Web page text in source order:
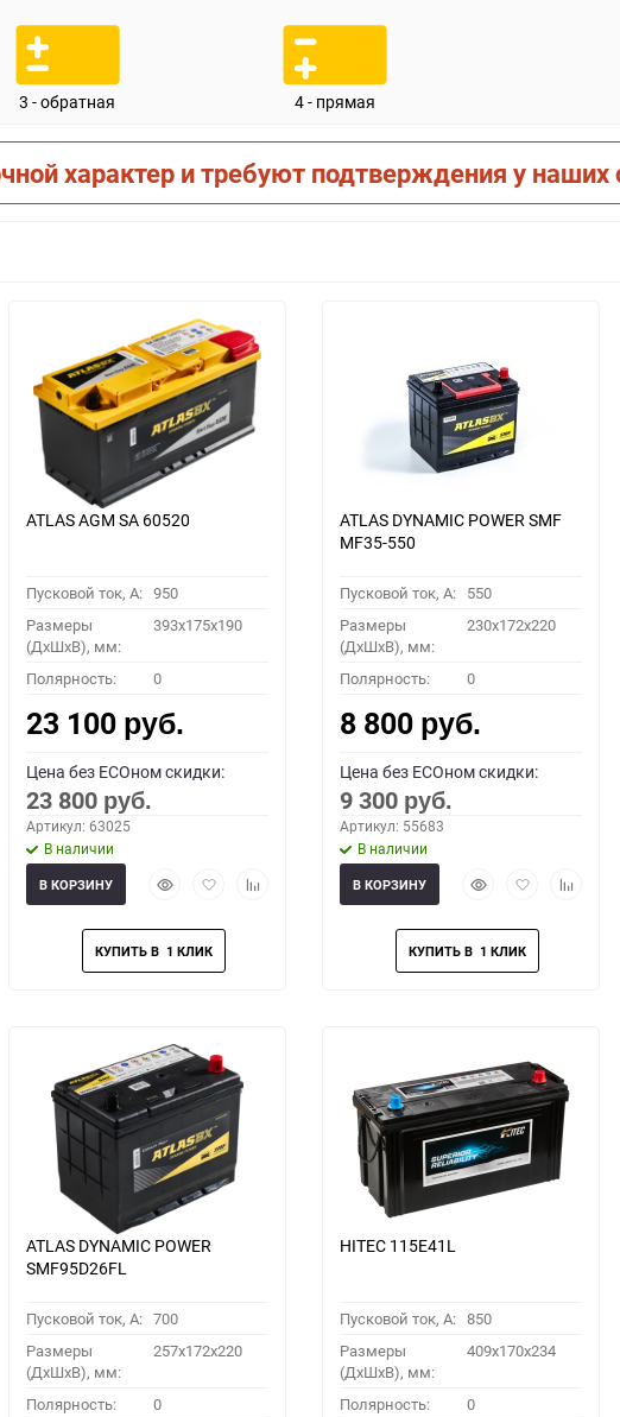
3 - обратная 4 - прямая
характер и требуют подтверждения у наших
ATLAS AGM SA 60520
Пусковой ток, A: 950
Размеры
(ДхШхВ), мм:
393x175x190
Полярность: 0
23 100 руб.
Цена без ECOном скидки:
23 800 руб.
Артикул: 63025
В наличии
БыстрыйДобавить
избранное
Добавить
В КОРЗИНУ
ATLAS DYNAMIC POWER SMF
MF35-550
Пусковой ток, A: 550
Размеры
(ДхШхВ), мм:
230x172x220
Полярность: 0
8 800 руб.
Цена без ECOном скидки:
9 300 руб.
Артикул: 55683
В наличии
БыстрыйДобавить
избранное
Добавить
В КОРЗИНУ
ATLAS DYNAMIC POWER
SMF95D26FL
Пусковой ток, A: 700
Размеры
(ДхШхВ), мм:
257x172x220
Полярность: 0
HITEC 115E41L
Пусковой ток, A: 850
Размеры
(ДхШхВ), мм:
409x170x234
Полярность: 0